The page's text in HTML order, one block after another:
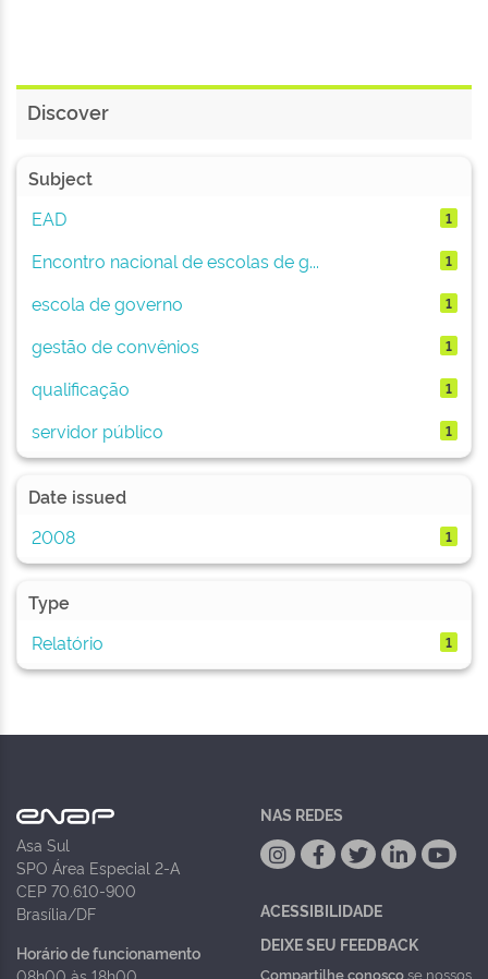
Discover
Subject
EAD
1
Encontro nacional de escolas de g... 1
escola de governo 1
gestão de convênios 1
qualificação 1
servidor público 1
Date issued
2008
1
Type
Relatório
1
Asa Sul
SPO Área Especial 2-A
CEP 70.610-900
Brasília/DF
Horário de funcionamento
NAS REDES
ACESSIBILIDADE
DEIXE SEU FEEDBACK
Compartilhe conoscose nossos